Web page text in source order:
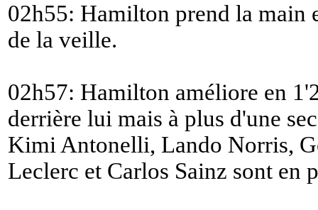
02h55: Hamilton prend la main
de la veille.
02h57: Hamilton améliore en
derrière lui mais à plus d'une
Kimi Antonelli, Lando Norris,
Leclerc et Carlos Sainz sont en